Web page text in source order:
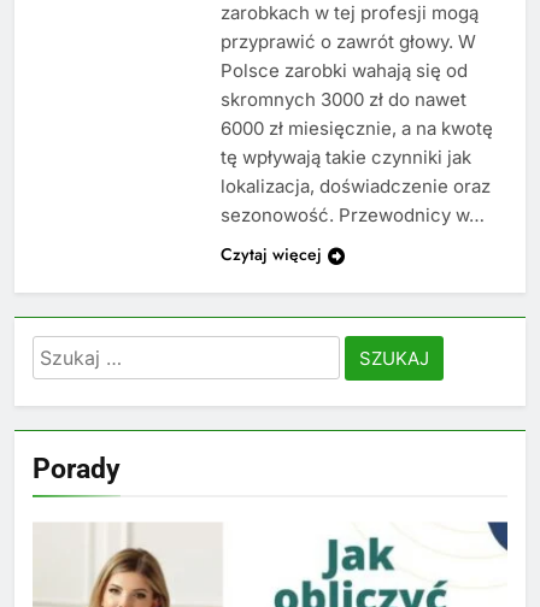
zarobkach w tej profesji mogą
przyprawić o zawrót głowy. W
Polsce zarobki wahają się od
skromnych 3000 zł do nawet
6000 zł miesięcznie, a na kwotę
tę wpływają takie czynniki jak
lokalizacja, doświadczenie oraz
sezonowość. Przewodnicy w…
Czytaj więcej
Szukaj:
Porady